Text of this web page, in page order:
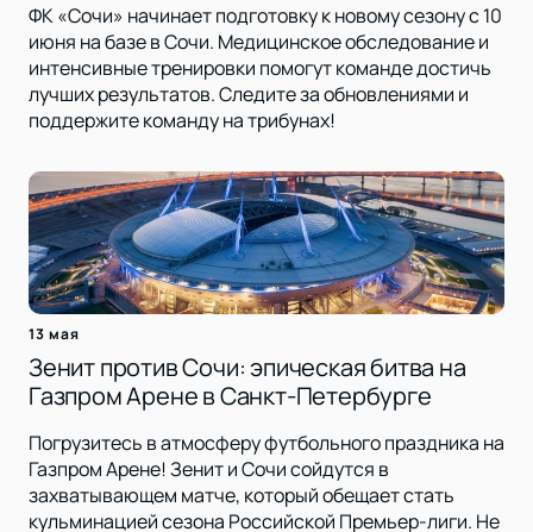
ФК «Сочи» начинает подготовку к новому сезону с 10
июня на базе в Сочи. Медицинское обследование и
интенсивные тренировки помогут команде достичь
лучших результатов. Следите за обновлениями и
поддержите команду на трибунах!
13 мая
Зенит против Сочи: эпическая битва на
Газпром Арене в Санкт-Петербурге
Погрузитесь в атмосферу футбольного праздника на
Газпром Арене! Зенит и Сочи сойдутся в
захватывающем матче, который обещает стать
кульминацией сезона Российской Премьер-лиги. Не